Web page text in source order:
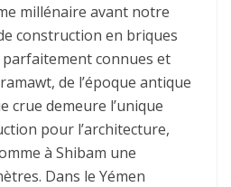
millénaire avant notre
construction en briques
connues et
de l’époque antique
crue demeure l’unique
pour l’architecture,
à Shibam une
Dans le Yémen